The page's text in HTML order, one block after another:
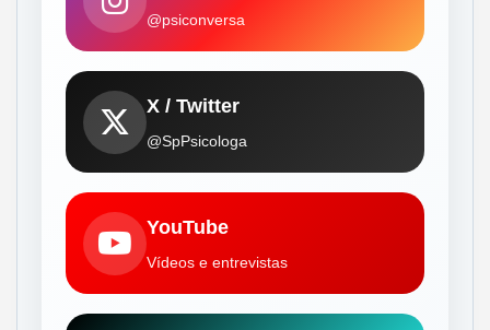
@psiconversa
X / Twitter
@SpPsicologa
YouTube
Vídeos e entrevistas